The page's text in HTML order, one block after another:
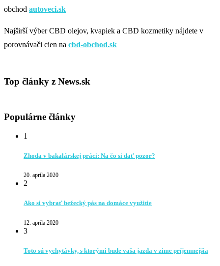
obchod autoveci.sk
Najširší výber CBD olejov, kvapiek a CBD kozmetiky nájdete v
porovnávači cien na cbd-obchod.sk
Top články z News.sk
Populárne články
1
Zhoda v bakalárskej práci: Na čo si dať pozor?
20. apríla 2020
2
Ako si vybrať bežecký pás na domáce využitie
12. apríla 2020
3
Toto sú vychytávky, s ktorými bude vaša jazda v zime príjemnejšia